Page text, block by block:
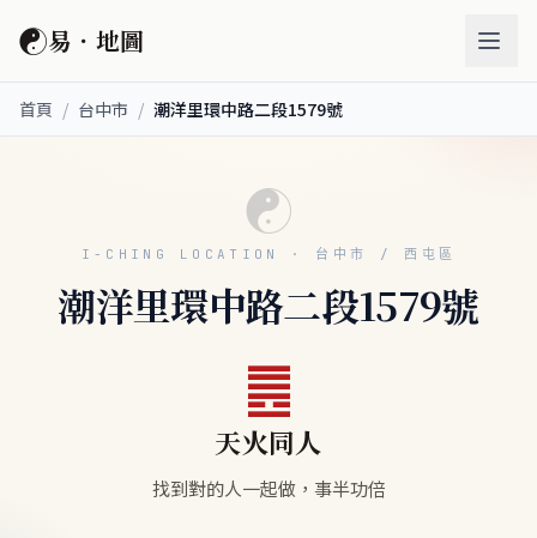
☯易．地圖
首頁 / 台中市 / 潮洋里環中路二段1579號
☯
I-CHING LOCATION · 台中市 / 西屯區
潮洋里環中路二段1579號
䷌
天火同人
找到對的人一起做，事半功倍